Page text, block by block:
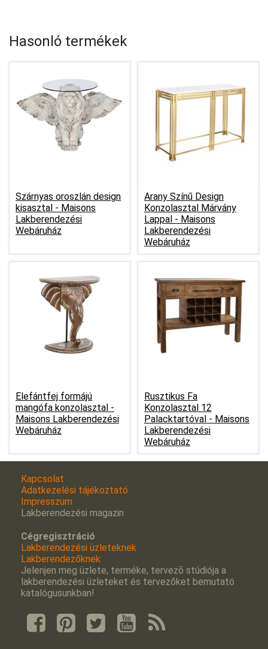
Hasonló termékek
Szárnyas oroszlán design
kisasztal - Maisons
Lakberendezési
Webáruház
Arany Színű Design
Konzolasztal Márvány
Lappal - Maisons
Lakberendezési
Webáruház
Elefántfej formájú
mangófa konzolasztal -
Maisons Lakberendezési
Webáruház
Rusztikus Fa
Konzolasztal 12
Palacktartóval - Maisons
Lakberendezési
Webáruház
Kapcsolat
Adatkezelési tájékoztató
Impresszum
Lakberendezési magazin
Cégregisztráció
Lakberendezési üzleteknek
Lakberendezőknek
Jelenjen meg üzlete, terméke, tervezõ stúdiója a
lakberendezési üzleteket és tervezőket bemutató
katalógusunkban!